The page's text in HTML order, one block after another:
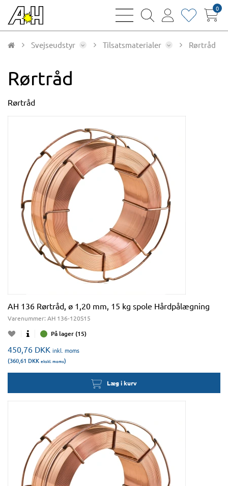
bars
magnifying
user
heart0
Svejseudstyr Tilsatsmaterialer Rørtråd
Rørtråd
Rørtråd
AH 136 Rørtråd, ø 1,20 mm, 15 kg spole Hårdpålægning
Varenummer: AH 136-120S15
På lager (15)
450,76 DKK inkl. moms
(360,61 DKK ekskl. moms)
Læg i kurv